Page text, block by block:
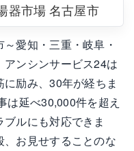
器市場 名古屋市
愛知・三重・岐阜・
ンシンサービス24は
励み、30年が経ちま
は延べ30,000件を超え
ルにも対応できま
お見せすることのな